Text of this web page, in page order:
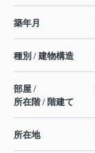
築年月
種別 / 建物構造
部屋 /
所在階 / 階建て
所在地